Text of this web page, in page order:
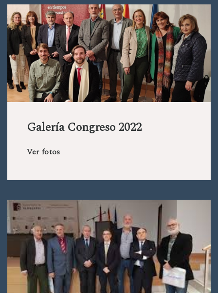
Galería Congreso 2022
Ver fotos